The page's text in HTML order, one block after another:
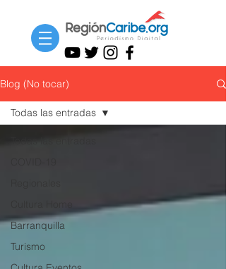
Blog (No tocar)
Barranquilla
Turismo
Todas las entradas